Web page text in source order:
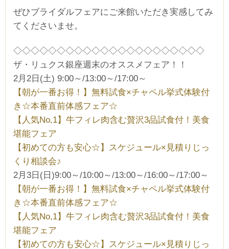
ぜひブライダルフェアにご来館いただき実感してみ
てくださいませ。
◇◇◇◇◇◇◇◇◇◇◇◇◇◇◇◇◇◇◇◇◇◇
ザ・リュクス銀座週末のオススメフェア！！
2月2日(土) 9:00～/13:00～/17:00～
【朝が一番お得！】無料試食×チャペル挙式体験付
き☆本番直前体感フェア☆
【人気No,1】牛フィレ肉含む贅沢3品試食付！美食
堪能フェア
【初めての方も安心☆】スケジュール×見積りじっ
くり相談会♪
2月3日(日)9:00～/10:00～/13:00～/16:00～/17:00～
【朝が一番お得！】無料試食×チャペル挙式体験付
き☆本番直前体感フェア☆
【人気No,1】牛フィレ肉含む贅沢3品試食付！美食
堪能フェア
【初めての方も安心☆】スケジュール×見積りじっ